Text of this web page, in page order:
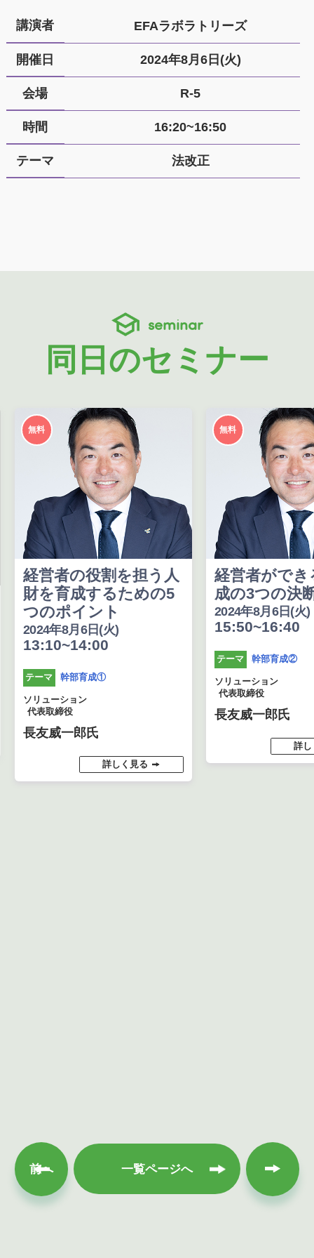
講演者 EFAラボラトリーズ
開催日 2024年8月6日(火)
会場 R-5
時間 16:20~16:50
テーマ 法改正
seminar
同日のセミナー
無料
経営者の役割を担う人
財を育成するための5
つのポイント
2024年8月6日(火)
13:10~14:00
テーマ 幹部育成①
ソリューション
代表取締役
長友威一郎氏
詳しく見る
無料
経営者ができ
成の3つの決
2024年8月6日(火)
15:50~16:40
テーマ 幹部育成②
ソリューション
代表取締役
長友威一郎氏
詳
前へ 一覧ページへ
次へ